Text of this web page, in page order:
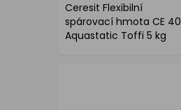
Ceresit Flexibilní
spárovací hmota CE 40
Aquastatic Toffi 5 kg